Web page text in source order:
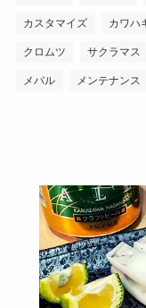
カスタマイズ カワハ
クロムツ サクラマス
メバル メンテナンス